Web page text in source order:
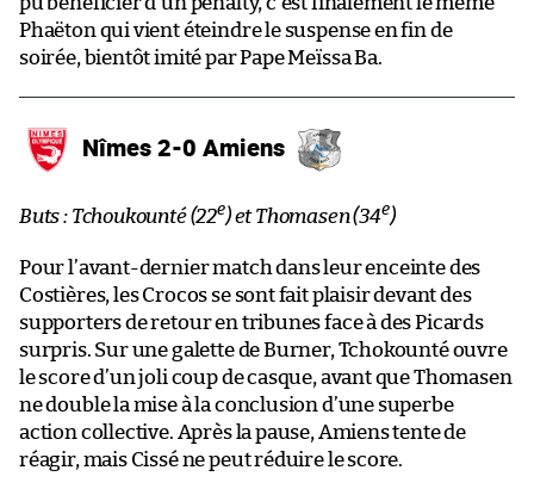
Phaëton qui vient éteindre le suspense en fin de
soirée, bientôt imité par Pape Meïssa Ba.
Nîmes 2-0 Amiens
Buts : Tchoukounté (22e) et Thomasen (34e)
Pour l’avant-dernier match dans leur enceinte des
Costières, les Crocos se sont fait plaisir devant des
supporters de retour en tribunes face à des Picards
surpris. Sur une galette de Burner, Tchokounté ouvre
le score d’un joli coup de casque, avant que Thomasen
ne double la mise à la conclusion d’une superbe
action collective. Après la pause, Amiens tente de
réagir, mais Cissé ne peut réduire le score.